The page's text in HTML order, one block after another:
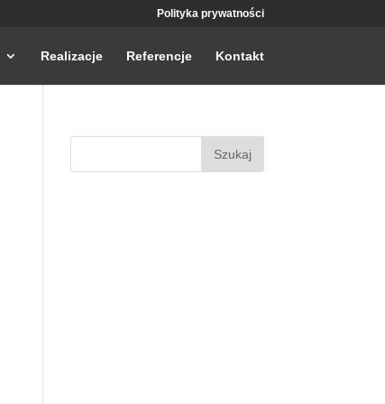
Polityka prywatności
Realizacje Referencje Kontakt
Szukaj: